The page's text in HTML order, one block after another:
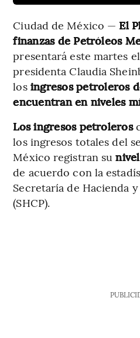
Ciudad de México — El
finanzas de Petróleos
presentará este martes
presidenta Claudia
losingresos petroleros
encuentran en niveles
Los ingresos petroleros
los ingresos totales del
México registran su
de acuerdo con la
Secretaría de Hacienda
(SHCP).